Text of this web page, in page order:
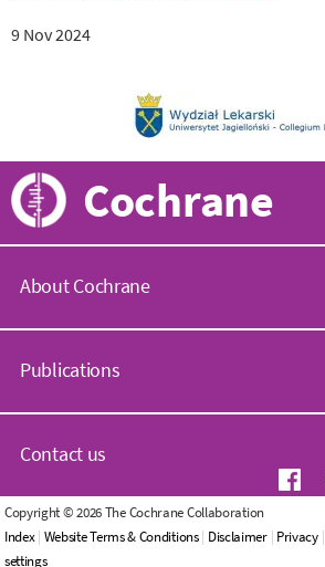
9 Nov 2024
Cochrane
About Cochrane
o
h
a
n
.
o
r
Publications
o
h
r
a
n
Contact us
G
e
n
Copyright © 2026 The Cochrane Collaboration
Index| Website Terms & Conditions| Disclaimer| Privacy|
settings